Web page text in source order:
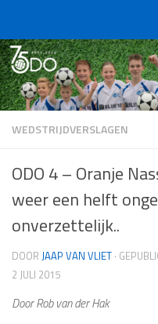
WEDSTRIJDVERSLAGEN
ODO 4 – Oranje
weer een helft
onverzettelijk..
DOOR JAAP VAN VLIET ·
2 JULI 2015
Door Rob van der Hak